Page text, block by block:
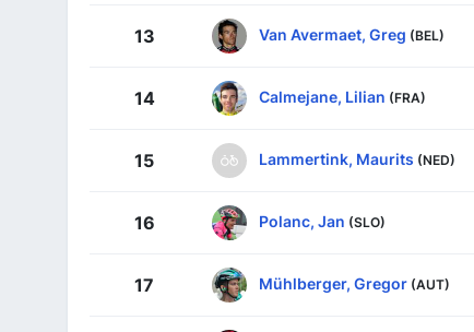
13 Van Avermaet, Greg (BEL)
14 Calmejane, Lilian (FRA)
15 Lammertink, Maurits (NED)
16 Polanc, Jan (SLO)
17 Mühlberger, Gregor (AUT)